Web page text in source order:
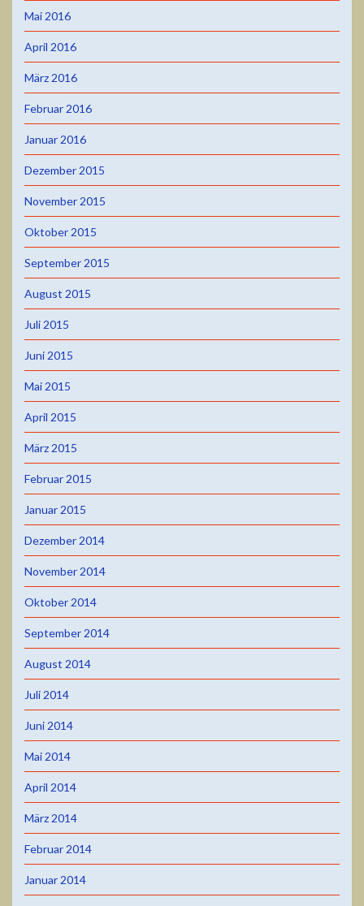
Mai 2016
April 2016
März 2016
Februar 2016
Januar 2016
Dezember 2015
November 2015
Oktober 2015
September 2015
August 2015
Juli 2015
Juni 2015
Mai 2015
April 2015
März 2015
Februar 2015
Januar 2015
Dezember 2014
November 2014
Oktober 2014
September 2014
August 2014
Juli 2014
Juni 2014
Mai 2014
April 2014
März 2014
Februar 2014
Januar 2014